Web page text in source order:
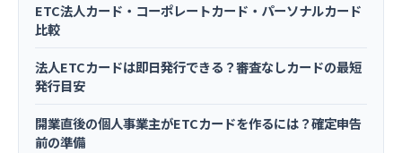
ETC法人カード・コーポレートカード・パーソナルカード
比較
法人ETCカードは即日発行できる？審査なしカードの最短
発行目安
開業直後の個人事業主がETCカードを作るには？確定申告
前の準備